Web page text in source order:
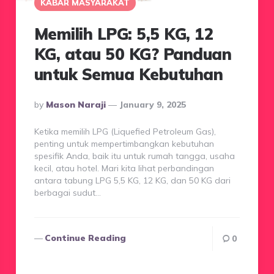
KABAR MASYARAKAT
Memilih LPG: 5,5 KG, 12
KG, atau 50 KG? Panduan
untuk Semua Kebutuhan
Posted
By
By Mason Naraji January 9, 2025
Ketika memilih LPG (Liquefied Petroleum Gas),
penting untuk mempertimbangkan kebutuhan
spesifik Anda, baik itu untuk rumah tangga, usaha
kecil, atau hotel. Mari kita lihat perbandingan
antara tabung LPG 5,5 KG, 12 KG, dan 50 KG dari
berbagai sudut…
Continue Reading 0